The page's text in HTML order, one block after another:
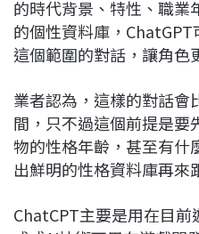
的時代背景、特性、職業
的個性資料庫，
這個範圍的對話，讓角色
業者認為，這樣的對話會
間，只不過這個前提是要
物的性格年齡，甚至有什
出鮮明的性格資料庫再來
ChatCPT主要是用在目